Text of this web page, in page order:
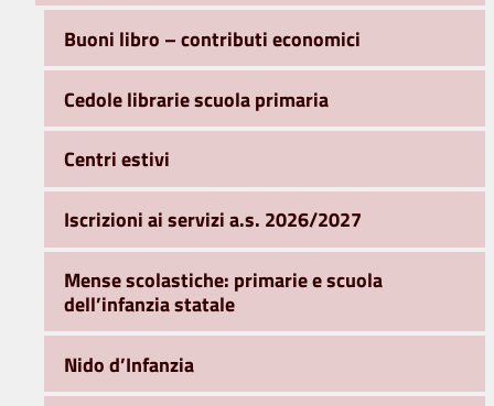
Buoni libro – contributi economici
Cedole librarie scuola primaria
Centri estivi
Iscrizioni ai servizi a.s. 2026/2027
Mense scolastiche: primarie e scuola
dell’infanzia statale
Nido d’Infanzia